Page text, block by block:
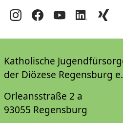
Katholische
der Diözese Regensburg e.
Orleansstraße 2 a
93055 Regensburg